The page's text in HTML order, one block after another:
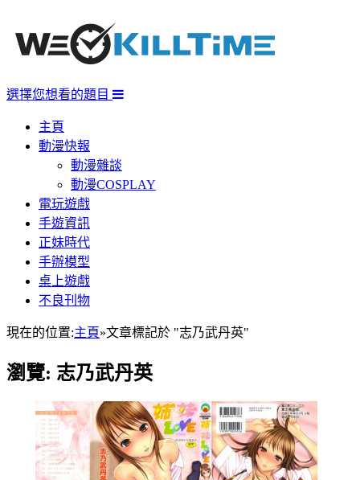
選擇您想看的題目
主頁
動漫快報
動漫雜談
動漫COSPLAY
電玩遊戲
手遊資訊
正妹時代
手辦模型
桌上遊戲
不良刊物
現在的位置:主頁»文章標記於 "志乃武丹英"
瀏覽: 志乃武丹英